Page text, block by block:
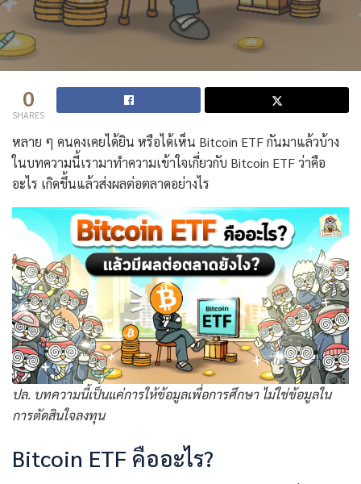
0
SHARES
หลาย ๆ คนคงเคยได้ยิน หรือได้เห็น Bitcoin ETF กันมาแล้วบ้าง
ในบทความนี้เรามาทำความเข้าใจเกี่ยวกับ Bitcoin ETF ว่าคือ
อะไร เกิดขึ้นแล้วส่งผลต่อตลาดอย่างไร
ปล. บทความนี้เป็นแค่การให้ข้อมูลเพื่อการศึกษา ไม่ใช่ข้อมูลใน
การตัดสินใจลงทุน
Bitcoin ETF คืออะไร?